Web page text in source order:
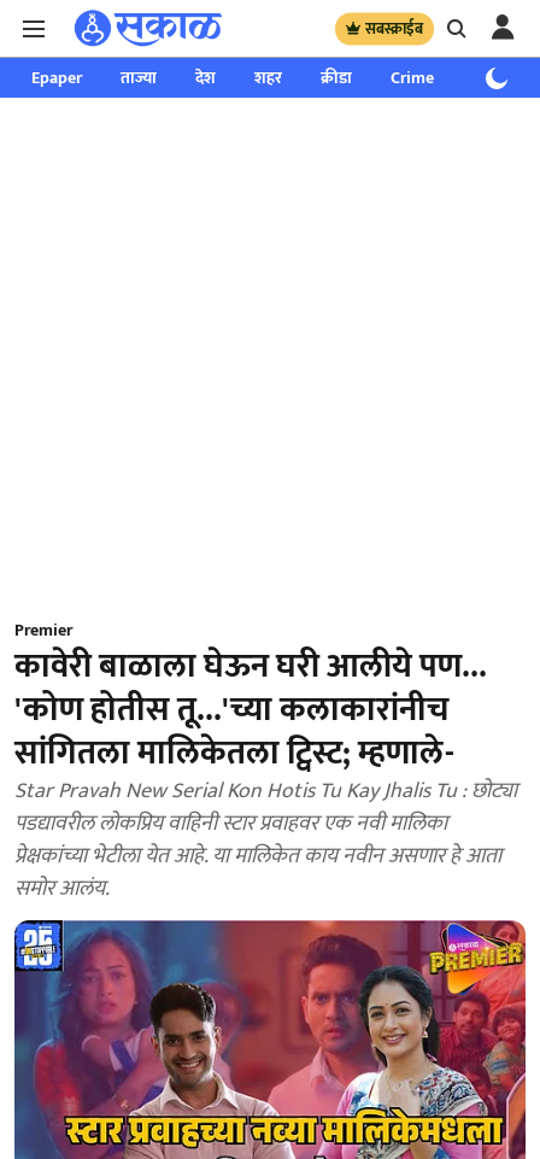
सबस्क्राईब
Epaper ताज्या देश शहर क्रीडा Crime साप्ताहिक
Premier
कावेरी बाळाला घेऊन घरी आलीये पण...
'कोण होतीस तू...'च्या कलाकारांनीच
सांगितला मालिकेतला ट्विस्ट; म्हणाले-
Star Pravah New Serial Kon Hotis Tu Kay Jhalis Tu : छोट्या
पडद्यावरील लोकप्रिय वाहिनी स्टार प्रवाहवर एक नवी मालिका
प्रेक्षकांच्या भेटीला येत आहे. या मालिकेत काय नवीन असणार हे आता
समोर आलंय.